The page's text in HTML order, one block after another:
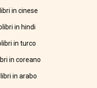
in cinese
in hindi
in turco
in coreano
in arabo